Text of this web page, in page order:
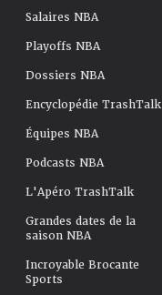
Salaires NBA
Playoffs NBA
Dossiers NBA
Encyclopédie TrashTalk
Équipes NBA
Podcasts NBA
L'Apéro TrashTalk
Grandes dates de la
saison NBA
Incroyable Brocante
Sports